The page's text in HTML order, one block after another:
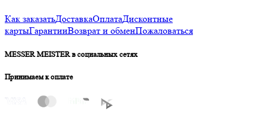
Как заказатьДоставкаОплатаДисконтные
картыГарантииВозврат и обменПожаловаться
MESSER MEISTER в социальных сетях
Принимаем к оплате